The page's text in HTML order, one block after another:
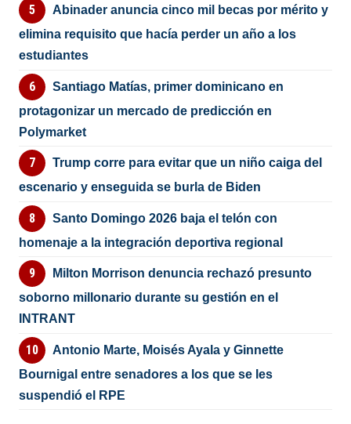
Abinader anuncia cinco mil becas por mérito y
elimina requisito que hacía perder un año a los
estudiantes
Santiago Matías, primer dominicano en
protagonizar un mercado de predicción en
Polymarket
Trump corre para evitar que un niño caiga del
escenario y enseguida se burla de Biden
Santo Domingo 2026 baja el telón con
homenaje a la integración deportiva regional
Milton Morrison denuncia rechazó presunto
soborno millonario durante su gestión en el
INTRANT
Antonio Marte, Moisés Ayala y Ginnette
Bournigal entre senadores a los que se les
suspendió el RPE